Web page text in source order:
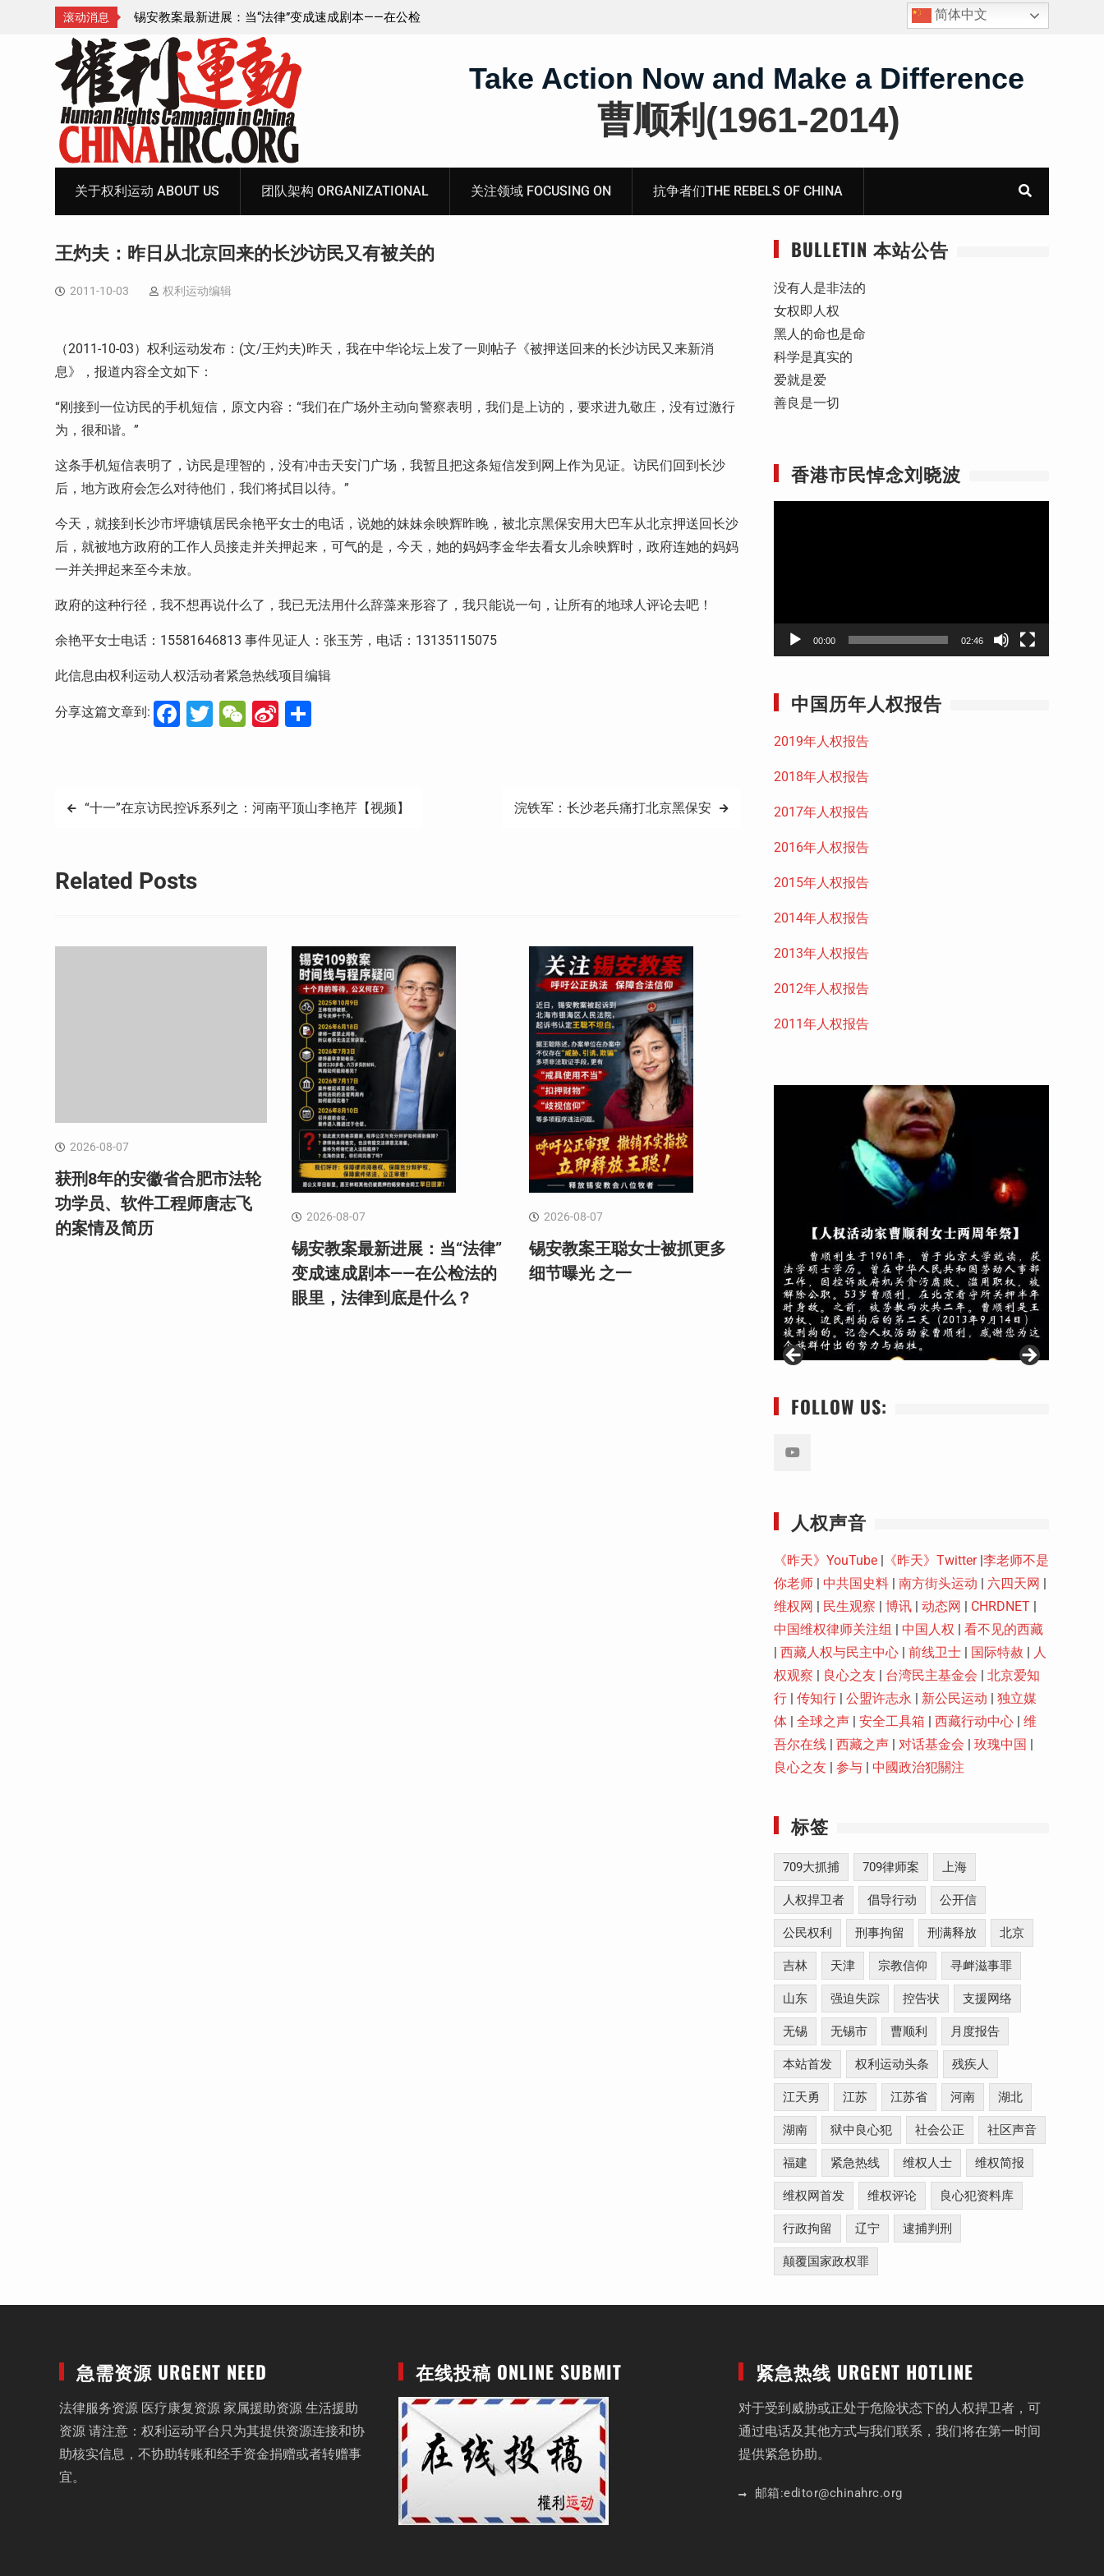
滚动消息
速成剧本——在公检 锡安教案王聪女士被抓更多细节曝光 之一
获刑8年的安徽省合肥市法轮功学员、软件工程师唐志
简体中文
Take Action Now and Make a Difference
曹顺利(1961-2014)
关于权利运动 ABOUT US 团队架构 ORGANIZATIONAL 关注领域 FOCUSING ON 抗争者们THE REBELS OF CHINA
王灼夫：昨日从北京回来的长沙访民又有被关的
2011-10-03 权利运动编辑
（2011-10-03）权利运动发布：(文/王灼夫)昨天，我在中华论坛上发了一则帖子《被押送回来的长沙访民又来新消
息》，报道内容全文如下：
“刚接到一位访民的手机短信，原文内容：“我们在广场外主动向警察表明，我们是上访的，要求进九敬庄，没有过激行
为，很和谐。”
这条手机短信表明了，访民是理智的，没有冲击天安门广场，我暂且把这条短信发到网上作为见证。访民们回到长沙
后，地方政府会怎么对待他们，我们将拭目以待。”
今天，就接到长沙市坪塘镇居民余艳平女士的电话，说她的妹妹余映辉昨晚，被北京黑保安用大巴车从北京押送回长沙
后，就被地方政府的工作人员接走并关押起来，可气的是，今天，她的妈妈李金华去看女儿余映辉时，政府连她的妈妈
一并关押起来至今未放。
政府的这种行径，我不想再说什么了，我已无法用什么辞藻来形容了，我只能说一句，让所有的地球人评论去吧！
余艳平女士电话：15581646813 事件见证人：张玉芳，电话：13135115075
此信息由权利运动人权活动者紧急热线项目编辑
分享这篇文章到: Facebook
Twitter
WeChat
Sina
文
导
“十一”在京访民控诉系列之：河南平顶山李艳芹【视频】 浣铁军：长沙老兵痛打北京黑保安
Related Posts
2026-08-07
获刑8年的安徽省合肥市法轮
功学员、软件工程师唐志飞
的案情及简历
2026-08-07
锡安教案最新进展：当“法律”
变成速成剧本——在公检法的
眼里，法律到底是什么？
2026-08-07
锡安教案王聪女士被抓更多
细节曝光 之一
BULLETIN 本站公告
没有人是非法的
女权即人权
黑人的命也是命
科学是真实的
爱就是爱
善良是一切
香港市民悼念刘晓波
00:00 02:46
中国历年人权报告
2019年人权报告
2018年人权报告
2017年人权报告
2016年人权报告
2015年人权报告
2014年人权报告
2013年人权报告
2012年人权报告
2011年人权报告
FOLLOW US:
人权声音
《昨天》YouTube | 《昨天》Twitter|李老师不是
你老师 | 中共国史料 | 南方街头运动 | 六四天网 |
维权网 | 民生观察 | 博讯 | 动态网 | CHRDNET |
中国维权律师关注组 | 中国人权 | 看不见的西藏
| 西藏人权与民主中心 | 前线卫士 | 国际特赦 | 人
权观察 | 良心之友 | 台湾民主基金会 | 北京爱知
行 | 传知行 | 公盟许志永 | 新公民运动 | 独立媒
体 | 全球之声 | 安全工具箱 | 西藏行动中心 | 维
吾尔在线 | 西藏之声 | 对话基金会 | 玫瑰中国 |
良心之友 | 参与 | 中國政治犯關注
标签
709大抓捕 709律师案 上海
人权捍卫者 倡导行动 公开信
公民权利 刑事拘留 刑满释放 北京
吉林 天津 宗教信仰 寻衅滋事罪
山东 强迫失踪 控告状 支援网络
无锡 无锡市 曹顺利 月度报告
本站首发 权利运动头条 残疾人
江天勇 江苏 江苏省 河南 湖北
湖南 狱中良心犯 社会公正 社区声音
福建 紧急热线 维权人士 维权简报
维权网首发 维权评论 良心犯资料库
行政拘留 辽宁 逮捕判刑
颠覆国家政权罪
急需资源 URGENT NEED
法律服务资源 医疗康复资源 家属援助资源 生活援助
资源 请注意：权利运动平台只为其提供资源连接和协
助核实信息，不协助转账和经手资金捐赠或者转赠事
宜。
在线投稿 ONLINE SUBMIT 紧急热线 URGENT HOTLINE
对于受到威胁或正处于危险状态下的人权捍卫者，可
通过电话及其他方式与我们联系，我们将在第一时间
提供紧急协助。
邮箱:editor@chinahrc.org